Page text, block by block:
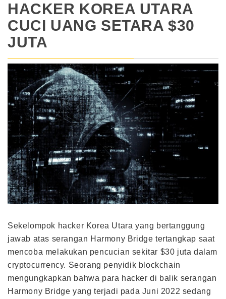
HACKER KOREA UTARA
CUCI UANG SETARA $30
JUTA
Sekelompok hacker Korea Utara yang bertanggung
jawab atas serangan Harmony Bridge tertangkap saat
mencoba melakukan pencucian sekitar $30 juta dalam
cryptocurrency. Seorang penyidik blockchain
mengungkapkan bahwa para hacker di balik serangan
Harmony Bridge yang terjadi pada Juni 2022 sedang